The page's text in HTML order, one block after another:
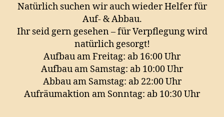
Natürlich suchen wir auch wieder Helfer für
Auf- & Abbau.
Ihr seid gern gesehen – für Verpflegung wird
natürlich gesorgt!
Aufbau am Freitag: ab 16:00 Uhr
Aufbau am Samstag: ab 10:00 Uhr
Abbau am Samstag: ab 22:00 Uhr
Aufräumaktion am Sonntag: ab 10:30 Uhr